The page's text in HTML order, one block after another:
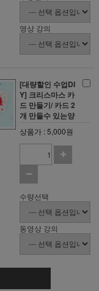
영상 강의
[대량할인 수업DI
Y] 크리스마스 카
드 만들기/ 카드 2
개 만들수 있는양
상품가 : 5,000원
수량선택
동영상 강의